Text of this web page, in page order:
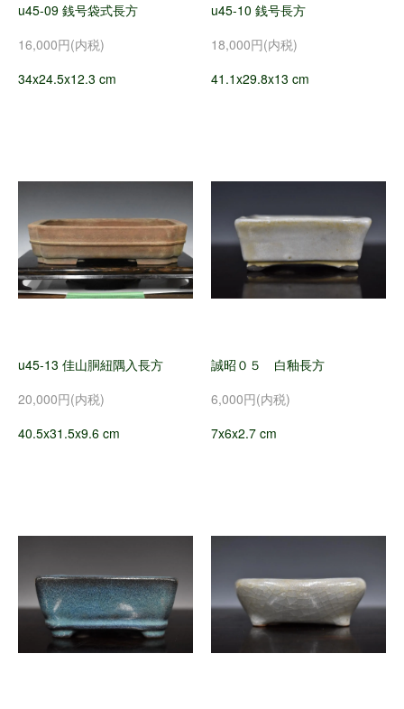
u45-09 銭号袋式長方
16,000円(内税)
34x24.5x12.3 cm
u45-10 銭号長方
18,000円(内税)
41.1x29.8x13 cm
u45-13 佳山胴紐隅入長方
20,000円(内税)
40.5x31.5x9.6 cm
誠昭０５ 白釉長方
6,000円(内税)
7x6x2.7 cm